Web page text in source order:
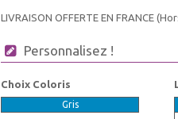
LIVRAISON OFFERTE EN FRANCE
Personnalisez !
Choix Coloris
Gris